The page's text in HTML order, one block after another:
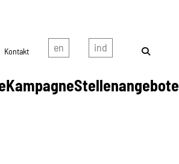
KampagneStellenangebote
Kontakt